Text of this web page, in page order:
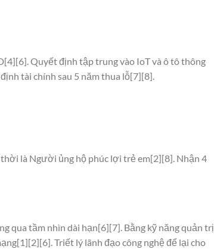
Quyết định tập trung vào IoT và ô tô thông
tài chính sau 5 năm thua lỗ[7][8].
là Người ủng hộ phúc lợi trẻ em[2][8]. Nhận 4
qua tầm nhìn dài hạn[6][7]. Bằng kỹ năng quản trị
Triết lý lãnh đạo công nghệ để lại cho